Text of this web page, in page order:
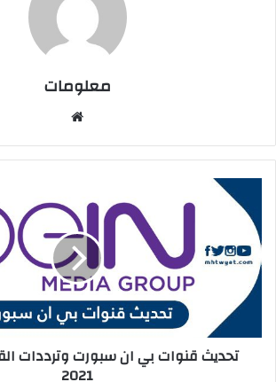
معلومات
ق
و
ي
ب
تحديث قنوات بي ان سبورت وترددات
2021